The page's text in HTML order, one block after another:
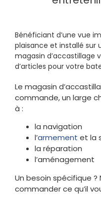
Bénéficiant d’une vue
plaisance et installé sur
magasin d’accastillage
d’articles pour votre
Le magasin
commande, un large
à :
la navigation
l’armement et la
la réparation
l’aménagement
Un besoin spécifique ?
commander ce qu’il